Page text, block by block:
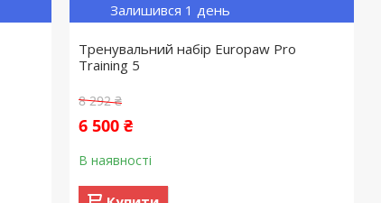
Залишився 1 день
Тренувальний набір Europaw Pro
Training 5
8 292 ₴
6 500 ₴
В наявності